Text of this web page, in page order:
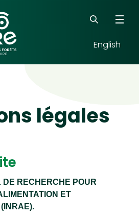
English
légales
DE RECHERCHE POUR
ET
(INRAE).